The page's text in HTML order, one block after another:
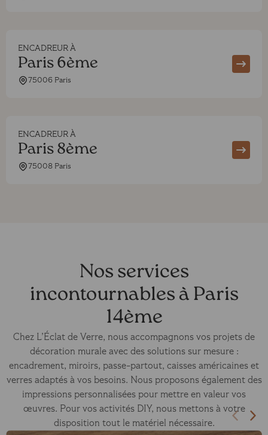
ENCADREUR À
Paris 6ème
75006 Paris
ENCADREUR À
Paris 8ème
75008 Paris
Nos services
incontournables à Paris
14ème
Chez L’Éclat de Verre, nous accompagnons vos projets de
décoration murale avec des solutions sur mesure :
encadrement, miroirs, passe-partout, caisses américaines et
verres adaptés à vos besoins. Nous proposons également des
impressions personnalisées pour mettre en valeur vos
œuvres. Pour vos activités DIY, nous mettons à votre
disposition tout le matériel nécessaire.